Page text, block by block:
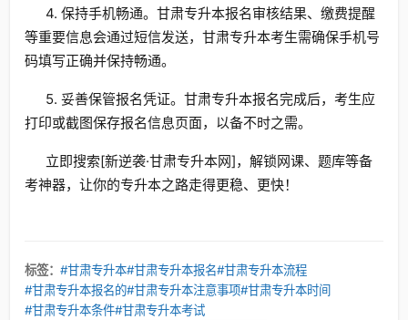
4. 保持手机畅通。甘肃专升本报名审核结果、缴费提醒
等重要信息会通过短信发送，甘肃专升本考生需确保手机号
码填写正确并保持畅通。
5. 妥善保管报名凭证。甘肃专升本报名完成后，考生应
打印或截图保存报名信息页面，以备不时之需。
立即搜索[新逆袭·甘肃专升本网]，解锁网课、题库等备
考神器，让你的专升本之路走得更稳、更快！
标签： #甘肃专升本#甘肃专升本报名#甘肃专升本流程
#甘肃专升本报名的#甘肃专升本注意事项#甘肃专升本时间
#甘肃专升本条件#甘肃专升本考试